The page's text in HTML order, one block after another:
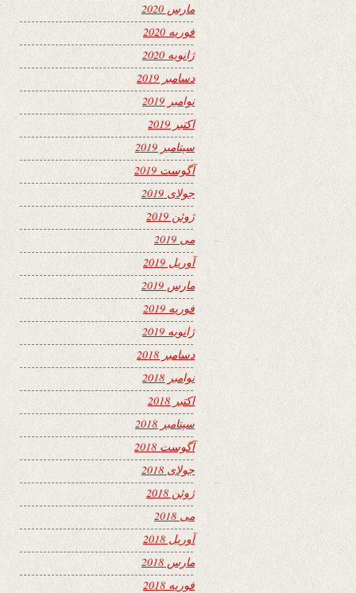
مارس 2020
فوریه 2020
ژانویه 2020
دسامبر 2019
نوامبر 2019
اکتبر 2019
سپتامبر 2019
آگوست 2019
جولای 2019
ژوئن 2019
می 2019
آوریل 2019
مارس 2019
فوریه 2019
ژانویه 2019
دسامبر 2018
نوامبر 2018
اکتبر 2018
سپتامبر 2018
آگوست 2018
جولای 2018
ژوئن 2018
می 2018
آوریل 2018
مارس 2018
فوریه 2018